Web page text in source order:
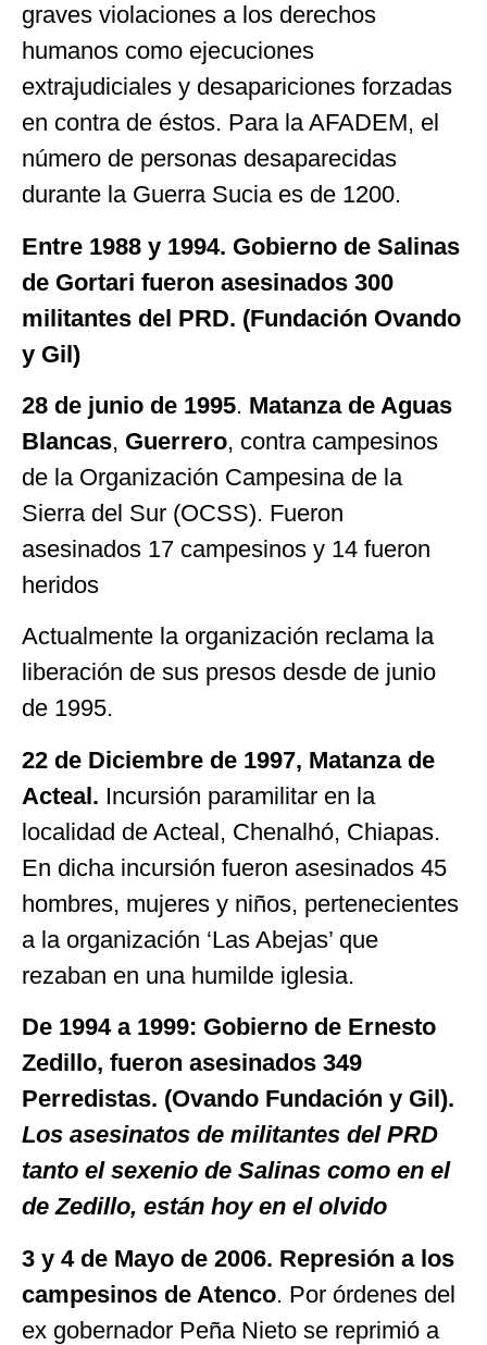
graves violaciones a los derechos
humanos como ejecuciones
extrajudiciales y desapariciones forzadas
en contra de éstos. Para la AFADEM, el
número de personas desaparecidas
durante la Guerra Sucia es de 1200.
Entre 1988 y 1994. Gobierno de Salinas
de Gortari fueron asesinados 300
militantes del PRD. (Fundación Ovando
y Gil)
28 de junio de 1995. Matanza de Aguas
Blancas, Guerrero, contra campesinos
de la Organización Campesina de la
Sierra del Sur (OCSS). Fueron
asesinados 17 campesinos y 14 fueron
heridos
Actualmente la organización reclama la
liberación de sus presos desde de junio
de 1995.
22 de Diciembre de 1997, Matanza de
Acteal. Incursión paramilitar en la
localidad de Acteal, Chenalhó, Chiapas.
En dicha incursión fueron asesinados 45
hombres, mujeres y niños, pertenecientes
a la organización ‘Las Abejas’ que
rezaban en una humilde iglesia.
De 1994 a 1999: Gobierno de Ernesto
Zedillo, fueron asesinados 349
Perredistas. (Ovando Fundación y Gil).
Los asesinatos de militantes del PRD
tanto el sexenio de Salinas como en el
de Zedillo, están hoy en el olvido
3 y 4 de Mayo de 2006. Represión a los
campesinos de Atenco. Por órdenes del
ex gobernador Peña Nieto se reprimió a